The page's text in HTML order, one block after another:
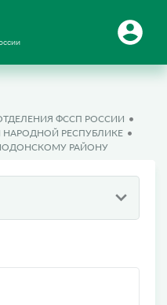
ФССП РОССИИ
РЕСПУБЛИКЕ
РАЙОНУ